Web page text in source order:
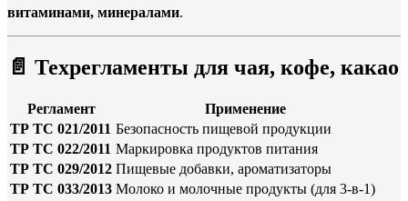
витаминами, минералами.
📄 Техрегламенты для чая, кофе, какао
Регламент
Применение
ТР ТС 021/2011 Безопасность пищевой продукции
ТР ТС 022/2011 Маркировка продуктов питания
ТР ТС 029/2012 Пищевые добавки, ароматизаторы
ТР ТС 033/2013 Молоко и молочные продукты (для 3-в-1)